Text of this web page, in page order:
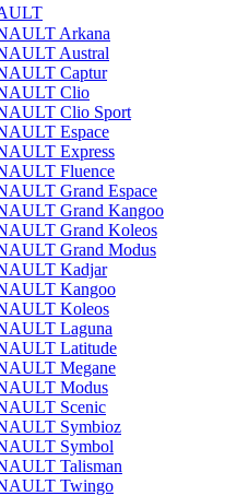
Arkana
Austral
Captur
Clio
Clio Sport
Espace
Express
Fluence
Grand Espace
Grand Kangoo
Grand Koleos
Grand Modus
Kadjar
Kangoo
Koleos
Laguna
Latitude
Megane
Modus
Scenic
Symbioz
Symbol
Talisman
Twingo